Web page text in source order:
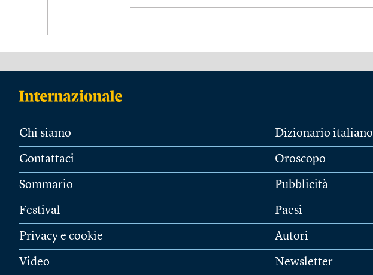
Chi siamo
Contattaci
Sommario
Festival
Privacy e cookie
Video
Dizionario italiano
Oroscopo
Pubblicità
Paesi
Autori
Newsletter